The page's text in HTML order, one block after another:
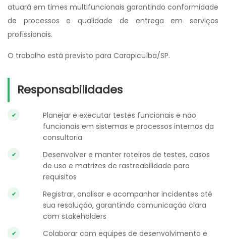
atuará em times multifuncionais garantindo conformidade
de processos e qualidade de entrega em serviços
profissionais.
O trabalho está previsto para Carapicuíba/SP.
Responsabilidades
Planejar e executar testes funcionais e não
funcionais em sistemas e processos internos da
consultoria
Desenvolver e manter roteiros de testes, casos
de uso e matrizes de rastreabilidade para
requisitos
Registrar, analisar e acompanhar incidentes até
sua resolução, garantindo comunicação clara
com stakeholders
Colaborar com equipes de desenvolvimento e